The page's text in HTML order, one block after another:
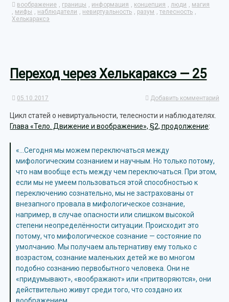
воображение , границы , информация , концепция ,люди , магия
, мифы , наблюдатели , невиртуальность , разум ,телесность ,
Хелькараксэ
Переход через Хелькараксэ — 25
05.10.2017 Добавить комментарий
Цикл статей о невиртуальности, телесности и наблюдателях.
Глава «Тело. Движение и воображение», §2, продолжение:
«…Сегодня мы можем переключаться между
мифологическим сознанием и научным. Но только потому,
что нам вообще есть между чем переключаться. При этом,
если мы не умеем пользоваться этой способностью к
переключению сознательно, мы не застрахованы от
внезапного провала в мифологическое сознание,
например, в случае опасности или слишком высокой
степени неопределённости ситуации. Происходит это
потому, что мифологическое сознание — состояние по
умолчанию. Мы получаем альтернативу ему только с
возрастом, сознание маленьких детей же во многом
подобно сознанию первобытного человека. Они не
«придумывают», «воображают» или «притворяются», они
действительно живут среди того, что создано их